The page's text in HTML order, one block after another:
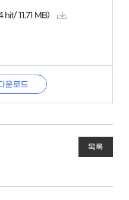
hit/ 11.71 MB)
운로드
목록